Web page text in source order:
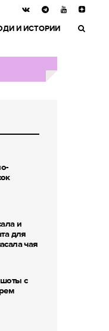
И ИСТОРИИ
и
для
чая
с